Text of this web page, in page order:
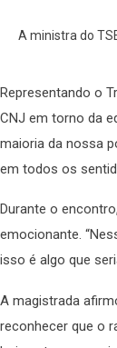
A ministra do
Representando o
CNJ em torno da
maioria da nossa
em todos os
Durante o
emocionante.
isso é algo que
A magistrada
reconhecer que o